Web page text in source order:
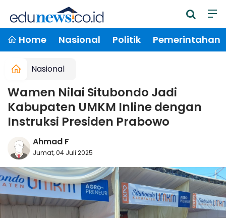
Home Nasional Politik Pemerintahan
Nasional
Wamen Nilai Situbondo Jadi
Kabupaten UMKM Inline dengan
Instruksi Presiden Prabowo
Ahmad F
Jumat, 04 Juli 2025